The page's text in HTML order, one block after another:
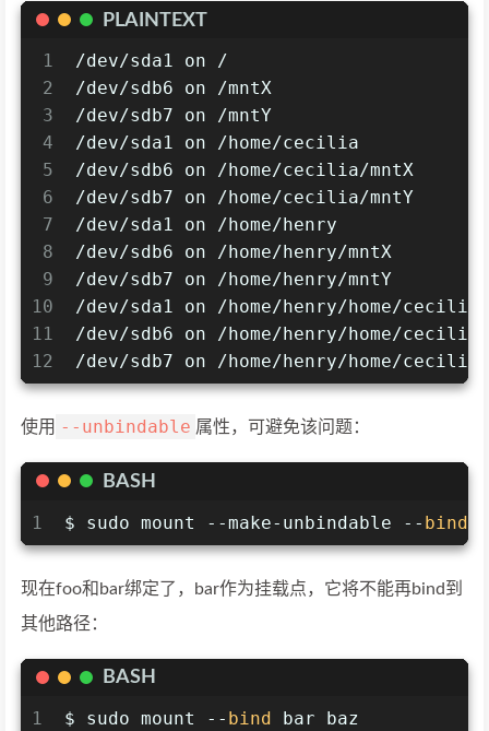
PLAINTEXT
1
2
3
4
5
6
7
8
9
10
11
12
/dev/sda1 on /
/dev/sdb6 on /mntX
/dev/sdb7 on /mntY
/dev/sda1 on /home/cecilia
/dev/sdb6 on /home/cecilia/mntX
/dev/sdb7 on /home/cecilia/mntY
/dev/sda1 on /home/henry
/dev/sdb6 on /home/henry/mntX
/dev/sdb7 on /home/henry/mntY
/dev/sda1 on /home/henry/home/cecilia
/dev/sdb6 on /home/henry/home/cecilia/
/dev/sdb7 on /home/henry/home/cecilia/
使用 --unbindable 属性，可避免该问题：
BASH
1
$ sudo mount --make-unbindable -- bind
现在foo和bar绑定了，bar作为挂载点，它将不能再bind到
其他路径：
BASH
1
$ sudo mount -- bind bar baz